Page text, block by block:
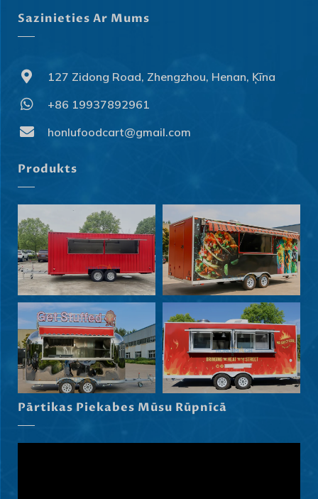
Sazinieties Ar Mums
127 Zidong Road, Zhengzhou, Henan, Ķīna
+86 19937892961
honlufoodcart@gmail.com
Produkts
Pārtikas Piekabes Mūsu Rūpnīcā
Čeština
Dansk
Hrvatski
Српски језик
Norsk nynorsk
Maori
Eesti
Български
Nederlands (België)
हिन्दी
Svenska